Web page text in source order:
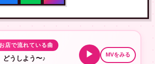
店で流れている曲
どうしよう〜♪ ▶ MVをみる